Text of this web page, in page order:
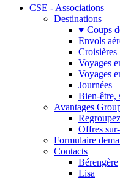
CSE - Associations
Destinations
♥ Coups
Envols
Croisières
Voyages
Voyages
Journées
Bien-être,
Avantages
Offres
Formulaire
Contacts
Bérengère
Lisa